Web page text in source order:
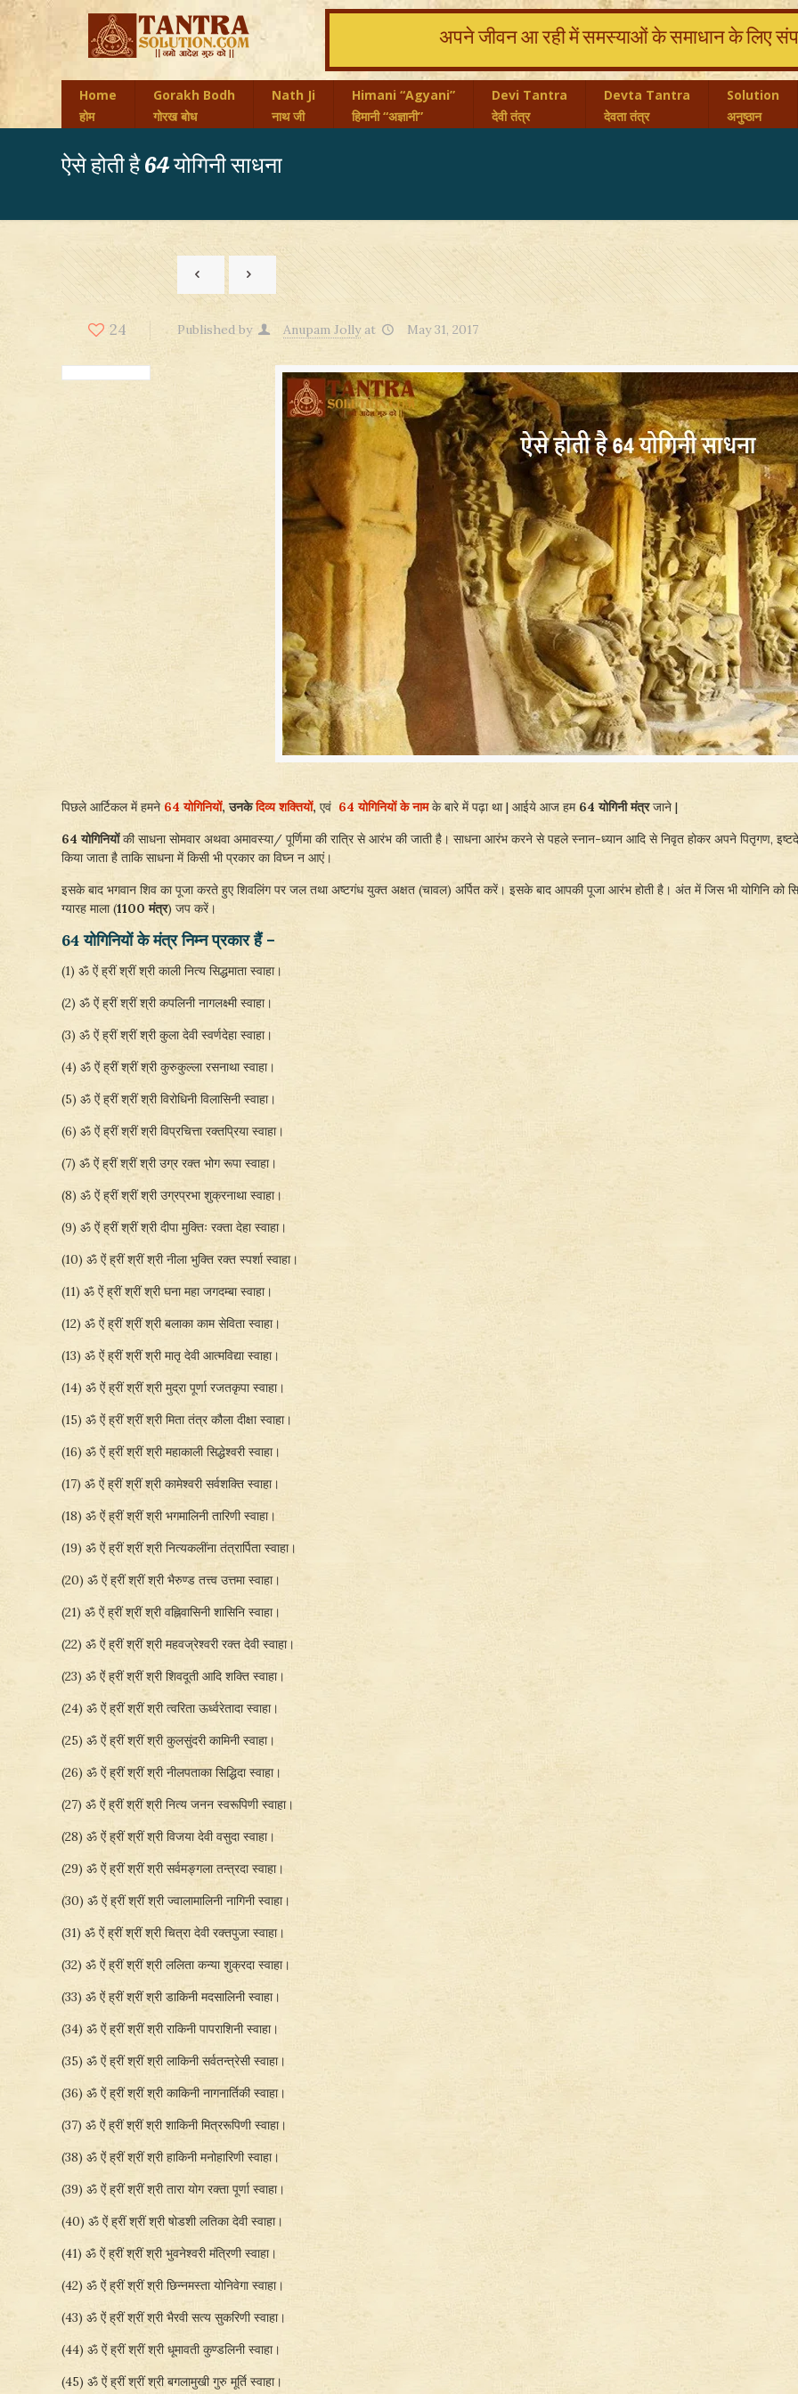
Home
होम
Gorakh Bodh
गोरख बोध
Nath Ji
नाथ जी
Himani “Agyani”
हिमानी “अज्ञानी”
Devi Tantra
देवी तंत्र
Devta Tantra
देवता तंत्र
Solution
अनुष्ठान
अपने जीवन आ रही में समस्याओं के समाधान के लिए
ऐसे होती है 64 योगिनी साधना
24 Published by Anupam Jolly at May 31, 2017
पिछले आर्टिकल में हमने 64 योगिनियों, उनकेदिव्य शक्तियों, एवं 64 योगिनियों के नामके बारे में पढ़ा था | आईये आज हम 64 योगिनी मंत्रजाने |
64 योगिनियोंकी साधना सोमवार अथवा अमावस्या/ पूर्णिमा की रात्रि से आरंभ की जाती है। साधना आरंभ करने से पहले स्नान-ध्यान आदि से निवृत होकर अपने पितृगण,
किया जाता है ताकि साधना में किसी भी प्रकार का विघ्न न आएं।
इसके बाद भगवान शिव का पूजा करते हुए शिवलिंग पर जल तथा अष्टगंध युक्त अक्षत (चावल) अर्पित करें। इसके बाद आपकी पूजा आरंभ होती है। अंत में जिस भी योगिनि को
ग्यारह माला (1100 मंत्र) जप करें।
64योगिनियों के मंत्र निम्न प्रकार हैं –
(1) ॐ ऐं ह्रीं श्रीं श्री काली नित्य सिद्धमाता स्वाहा।
(2) ॐ ऐं ह्रीं श्रीं श्री कपलिनी नागलक्ष्मी स्वाहा।
(3) ॐ ऐं ह्रीं श्रीं श्री कुला देवी स्वर्णदेहा स्वाहा।
(4) ॐ ऐं ह्रीं श्रीं श्री कुरुकुल्ला रसनाथा स्वाहा।
(5) ॐ ऐं ह्रीं श्रीं श्री विरोधिनी विलासिनी स्वाहा।
(6) ॐ ऐं ह्रीं श्रीं श्री विप्रचित्ता रक्तप्रिया स्वाहा।
(7) ॐ ऐं ह्रीं श्रीं श्री उग्र रक्त भोग रूपा स्वाहा।
(8) ॐ ऐं ह्रीं श्रीं श्री उग्रप्रभा शुक्रनाथा स्वाहा।
(9) ॐ ऐं ह्रीं श्रीं श्री दीपा मुक्तिः रक्ता देहा स्वाहा।
(10) ॐ ऐं ह्रीं श्रीं श्री नीला भुक्ति रक्त स्पर्शा स्वाहा।
(11) ॐ ऐं ह्रीं श्रीं श्री घना महा जगदम्बा स्वाहा।
(12) ॐ ऐं ह्रीं श्रीं श्री बलाका काम सेविता स्वाहा।
(13) ॐ ऐं ह्रीं श्रीं श्री मातृ देवी आत्मविद्या स्वाहा।
(14) ॐ ऐं ह्रीं श्रीं श्री मुद्रा पूर्णा रजतकृपा स्वाहा।
(15) ॐ ऐं ह्रीं श्रीं श्री मिता तंत्र कौला दीक्षा स्वाहा।
(16) ॐ ऐं ह्रीं श्रीं श्री महाकाली सिद्धेश्वरी स्वाहा।
(17) ॐ ऐं ह्रीं श्रीं श्री कामेश्वरी सर्वशक्ति स्वाहा।
(18) ॐ ऐं ह्रीं श्रीं श्री भगमालिनी तारिणी स्वाहा।
(19) ॐ ऐं ह्रीं श्रीं श्री नित्यकलींना तंत्रार्पिता स्वाहा।
(20) ॐ ऐं ह्रीं श्रीं श्री भैरुण्ड तत्त्व उत्तमा स्वाहा।
(21) ॐ ऐं ह्रीं श्रीं श्री वह्निवासिनी शासिनि स्वाहा।
(22) ॐ ऐं ह्रीं श्रीं श्री महवज्रेश्वरी रक्त देवी स्वाहा।
(23) ॐ ऐं ह्रीं श्रीं श्री शिवदूती आदि शक्ति स्वाहा।
(24) ॐ ऐं ह्रीं श्रीं श्री त्वरिता ऊर्ध्वरेतादा स्वाहा।
(25) ॐ ऐं ह्रीं श्रीं श्री कुलसुंदरी कामिनी स्वाहा।
(26) ॐ ऐं ह्रीं श्रीं श्री नीलपताका सिद्धिदा स्वाहा।
(27) ॐ ऐं ह्रीं श्रीं श्री नित्य जनन स्वरूपिणी स्वाहा।
(28) ॐ ऐं ह्रीं श्रीं श्री विजया देवी वसुदा स्वाहा।
(29) ॐ ऐं ह्रीं श्रीं श्री सर्वमङ्गला तन्त्रदा स्वाहा।
(30) ॐ ऐं ह्रीं श्रीं श्री ज्वालामालिनी नागिनी स्वाहा।
(31) ॐ ऐं ह्रीं श्रीं श्री चित्रा देवी रक्तपुजा स्वाहा।
(32) ॐ ऐं ह्रीं श्रीं श्री ललिता कन्या शुक्रदा स्वाहा।
(33) ॐ ऐं ह्रीं श्रीं श्री डाकिनी मदसालिनी स्वाहा।
(34) ॐ ऐं ह्रीं श्रीं श्री राकिनी पापराशिनी स्वाहा।
(35) ॐ ऐं ह्रीं श्रीं श्री लाकिनी सर्वतन्त्रेसी स्वाहा।
(36) ॐ ऐं ह्रीं श्रीं श्री काकिनी नागनार्तिकी स्वाहा।
(37) ॐ ऐं ह्रीं श्रीं श्री शाकिनी मित्ररूपिणी स्वाहा।
(38) ॐ ऐं ह्रीं श्रीं श्री हाकिनी मनोहारिणी स्वाहा।
(39) ॐ ऐं ह्रीं श्रीं श्री तारा योग रक्ता पूर्णा स्वाहा।
(40) ॐ ऐं ह्रीं श्रीं श्री षोडशी लतिका देवी स्वाहा।
(41) ॐ ऐं ह्रीं श्रीं श्री भुवनेश्वरी मंत्रिणी स्वाहा।
(42) ॐ ऐं ह्रीं श्रीं श्री छिन्नमस्ता योनिवेगा स्वाहा।
(43) ॐ ऐं ह्रीं श्रीं श्री भैरवी सत्य सुकरिणी स्वाहा।
(44) ॐ ऐं ह्रीं श्रीं श्री धूमावती कुण्डलिनी स्वाहा।
(45) ॐ ऐं ह्रीं श्रीं श्री बगलामुखी गुरु मूर्ति स्वाहा।